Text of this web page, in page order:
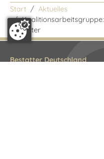
Start
Aktuelles
/
Bestatter
Bestatter Deutschland